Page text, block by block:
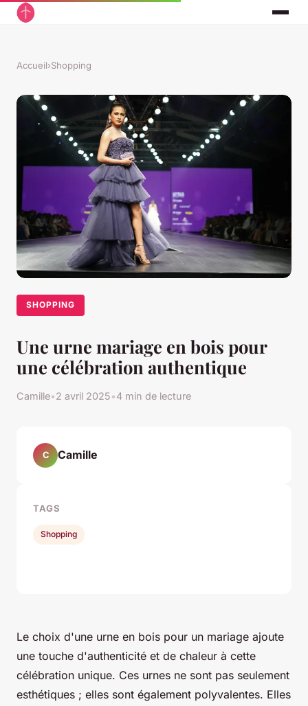
Accueil›Shopping
SHOPPING
Une urne mariage en bois pour
une célébration authentique
Camille•2 avril 2025•4 min de lecture
Le choix d'une urne en bois pour un mariage ajoute
une touche d'authenticité et de chaleur à cette
célébration unique. Ces urnes ne sont pas seulement
esthétiques ; elles sont également polyvalentes. Elles
C Camille
TAGS
Shopping